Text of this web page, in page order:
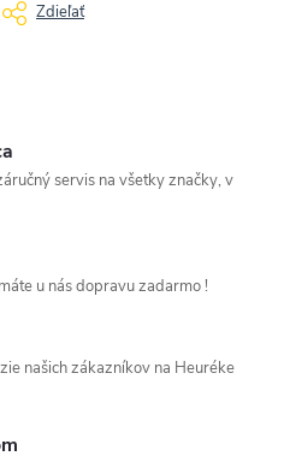
Zdieľať
servis na všetky značky, v
u nás dopravu zadarmo !
našich zákazníkov na Heuréke